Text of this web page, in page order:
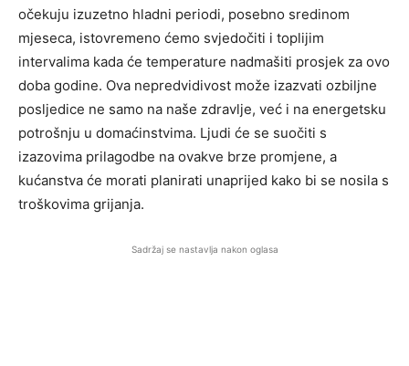
očekuju izuzetno hladni periodi, posebno sredinom
mjeseca, istovremeno ćemo svjedočiti i toplijim
intervalima kada će temperature nadmašiti prosjek za ovo
doba godine. Ova nepredvidivost može izazvati ozbiljne
posljedice ne samo na naše zdravlje, već i na energetsku
potrošnju u domaćinstvima. Ljudi će se suočiti s
izazovima prilagodbe na ovakve brze promjene, a
kućanstva će morati planirati unaprijed kako bi se nosila s
troškovima grijanja.
Sadržaj se nastavlja nakon oglasa